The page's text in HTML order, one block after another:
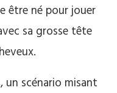
être né pour jouer
sa grosse tête
un scénario misant